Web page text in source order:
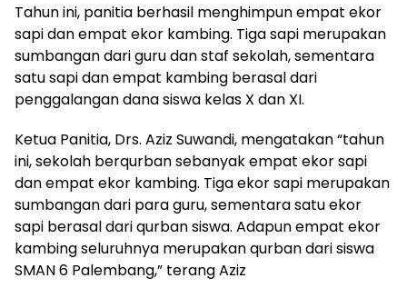
Tahun ini, panitia berhasil menghimpun empat ekor
sapi dan empat ekor kambing. Tiga sapi merupakan
sumbangan dari guru dan staf sekolah, sementara
satu sapi dan empat kambing berasal dari
penggalangan dana siswa kelas X dan XI.
Ketua Panitia, Drs. Aziz Suwandi, mengatakan “tahun
ini, sekolah berqurban sebanyak empat ekor sapi
dan empat ekor kambing. Tiga ekor sapi merupakan
sumbangan dari para guru, sementara satu ekor
sapi berasal dari qurban siswa. Adapun empat ekor
kambing seluruhnya merupakan qurban dari siswa
SMAN 6 Palembang,” terang Aziz